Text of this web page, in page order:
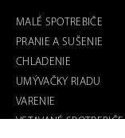
MALÉ SPOTREBIČE
PRANIE A SUŠENIE
CHLADENIE
UMÝVAČKY RIADU
VARENIE
VSTAVANÉ SPOTREBIČE